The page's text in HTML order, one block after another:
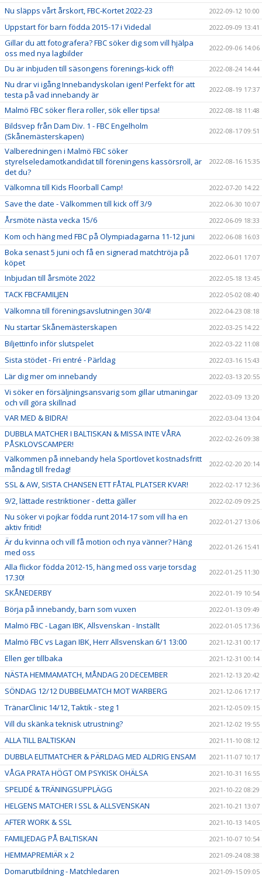
Nu släpps vårt årskort, FBC-Kortet 2022-23 2022-09-12 10:00
Uppstart för barn födda 2015-17 i Videdal 2022-09-09 13:41
Gillar du att fotografera? FBC söker dig som vill hjälpa
oss med nya lagbilder
2022-09-06 14:06
Du är inbjuden till säsongens förenings-kick off! 2022-08-24 14:44
Nu drar vi igång Innebandyskolan igen! Perfekt för att
testa på vad innebandy är
2022-08-19 17:37
Malmö FBC söker flera roller, sök eller tipsa! 2022-08-18 11:48
Bildsvep från Dam Div. 1 - FBC Engelholm
(Skånemästerskapen)
2022-08-17 09:51
Valberedningen i Malmö FBC söker
styrelseledamotkandidat till föreningens kassörsroll, är
det du?
2022-08-16 15:35
Välkomna till Kids Floorball Camp! 2022-07-20 14:22
Save the date - Välkommen till kick off 3/9 2022-06-30 10:07
Årsmöte nästa vecka 15/6 2022-06-09 18:33
Kom och häng med FBC på Olympiadagarna 11-12 juni 2022-06-08 16:03
Boka senast 5 juni och få en signerad matchtröja på
köpet
2022-06-01 17:07
Inbjudan till årsmöte 2022 2022-05-18 13:45
TACK FBCFAMILJEN 2022-05-02 08:40
Välkomna till föreningsavslutningen 30/4! 2022-04-23 08:18
Nu startar Skånemästerskapen 2022-03-25 14:22
Biljettinfo inför slutspelet 2022-03-22 11:08
Sista stödet - Fri entré - Pärldag 2022-03-16 15:43
Lär dig mer om innebandy 2022-03-13 20:55
Vi söker en försäljningsansvarig som gillar utmaningar
och vill göra skillnad
2022-03-09 13:20
VAR MED & BIDRA! 2022-03-04 13:04
DUBBLA MATCHER I BALTISKAN & MISSA INTE VÅRA
PÅSKLOVSCAMPER!
2022-02-26 09:38
Välkommen på innebandy hela Sportlovet kostnadsfritt
måndag till fredag!
2022-02-20 20:14
SSL & AW, SISTA CHANSEN ETT FÅTAL PLATSER KVAR! 2022-02-17 12:36
9/2, lättade restriktioner - detta gäller 2022-02-09 09:25
Nu söker vi pojkar födda runt 2014-17 som vill ha en
aktiv fritid!
2022-01-27 13:06
Är du kvinna och vill få motion och nya vänner? Häng
med oss
2022-01-26 15:41
Alla flickor födda 2012-15, häng med oss varje torsdag
17.30!
2022-01-25 11:30
SKÅNEDERBY 2022-01-19 10:54
Börja på innebandy, barn som vuxen 2022-01-13 09:49
Malmö FBC - Lagan IBK, Allsvenskan - Inställt 2022-01-05 17:36
Malmö FBC vs Lagan IBK, Herr Allsvenskan 6/1 13:00 2021-12-31 00:17
Ellen ger tillbaka 2021-12-31 00:14
NÄSTA HEMMAMATCH, MÅNDAG 20 DECEMBER 2021-12-13 20:42
SÖNDAG 12/12 DUBBELMATCH MOT WARBERG 2021-12-06 17:17
TränarClinic 14/12, Taktik - steg 1 2021-12-05 09:15
Vill du skänka teknisk utrustning? 2021-12-02 19:55
ALLA TILL BALTISKAN 2021-11-10 08:12
DUBBLA ELITMATCHER & PÄRLDAG MED ALDRIG ENSAM 2021-11-07 10:17
VÅGA PRATA HÖGT OM PSYKISK OHÄLSA 2021-10-31 16:55
SPELIDÉ & TRÄNINGSUPPLÄGG 2021-10-22 08:29
HELGENS MATCHER I SSL & ALLSVENSKAN 2021-10-21 13:07
AFTER WORK & SSL 2021-10-13 14:05
FAMILJEDAG PÅ BALTISKAN 2021-10-07 10:54
HEMMAPREMIÄR x 2 2021-09-24 08:38
Domarutbildning - Matchledaren 2021-09-15 09:05